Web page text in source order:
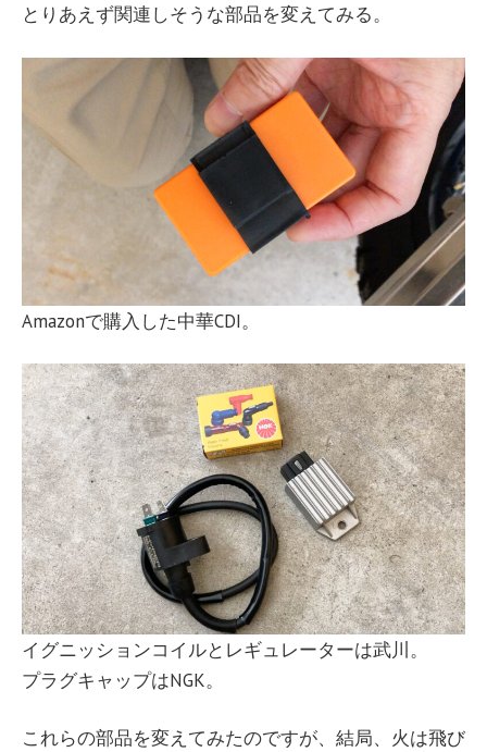
とりあえず関連しそうな部品を変えてみる。
Amazonで購入した中華CDI。
イグニッションコイルとレギュレーターは武川。
プラグキャップはNGK。
これらの部品を変えてみたのですが、結局、火は飛び